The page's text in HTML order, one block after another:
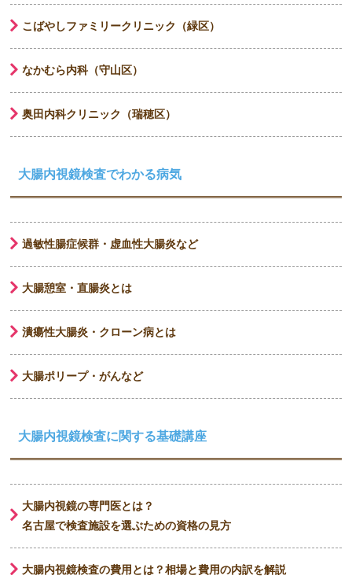
こばやしファミリークリニック（緑区）
なかむら内科（守山区）
奥田内科クリニック（瑞穂区）
大腸内視鏡検査でわかる病気
過敏性腸症候群・虚血性大腸炎など
大腸憩室・直腸炎とは
潰瘍性大腸炎・クローン病とは
大腸ポリープ・がんなど
大腸内視鏡検査に関する基礎講座
大腸内視鏡の専門医とは？
名古屋で検査施設を選ぶための資格の見方
大腸内視鏡検査の費用とは？相場と費用の内訳を解説